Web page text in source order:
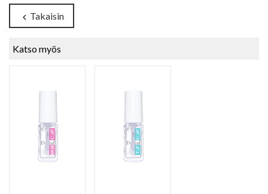
chevron_left Takaisin
Katso myös